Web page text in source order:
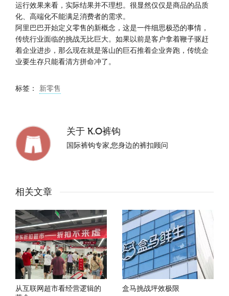
运行效果来看，实际结果并不理想。很显然仅仅是商品的品质
化、高端化不能满足消费者的需求。
阿里巴巴开始定义零售的新概念，这是一件细思极恐的事情，
传统行业面临的挑战无比巨大。如果以前是客户拿着鞭子驱赶
着企业进步，那么现在就是落山的巨石推着企业奔跑，传统企
业要生存只能看清方拼命冲了。
标签： 新零售
关于 K.O裤钩
国际裤钩专家,您身边的裤扣顾问
相关文章
从互联网超市看经营逻辑的
盒马挑战坪效极限